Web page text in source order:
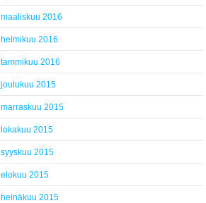
maaliskuu 2016
helmikuu 2016
tammikuu 2016
joulukuu 2015
marraskuu 2015
lokakuu 2015
syyskuu 2015
elokuu 2015
heinäkuu 2015